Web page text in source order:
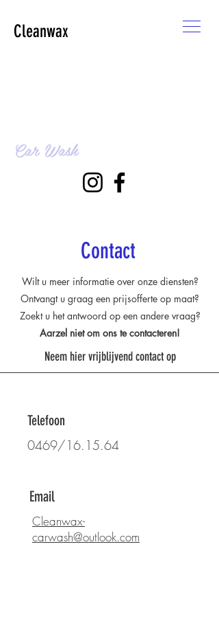
Cleanwax
Car Wash
Contact
Wilt u meer informatie over onze diensten?
Ontvangt u graag een prijsofferte op maat?
Zoekt u het antwoord op een andere vraag?
Aarzel niet om ons te contacteren!
Neem hier vrijblijvend contact op
Telefoon
0469/16.15.64
Email
Cleanwax-
carwash@outlook.com